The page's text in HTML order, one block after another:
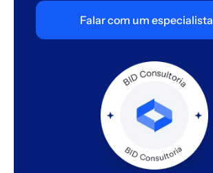
Falar com um especialista